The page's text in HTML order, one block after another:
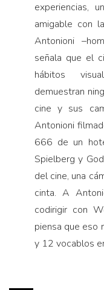
experiencias,
amigable con
Antonioni
señala que el
hábitos
demuestran
cine y sus
Antonioni
666 de un
Spielberg y
del cine, una
cinta. A
codirigir con
piensa que eso
y 12 vocablos